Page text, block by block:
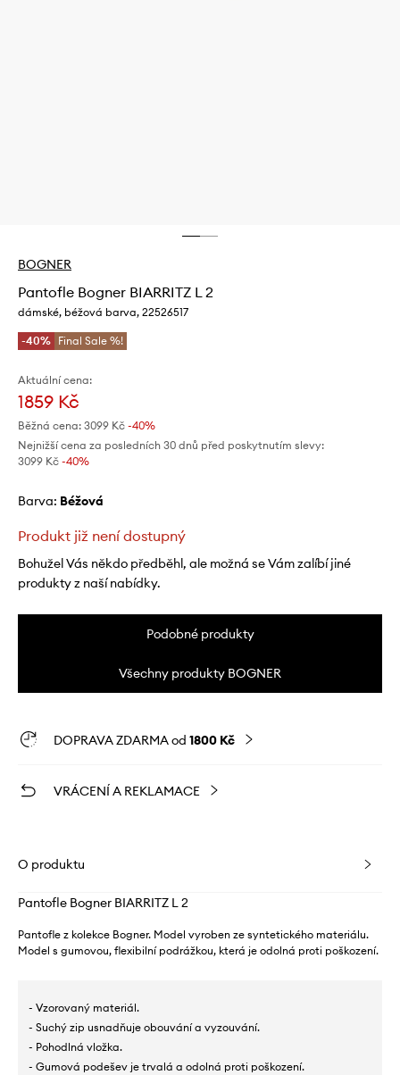
BOGNER
Pantofle Bogner BIARRITZ L 2
dámské, béžová barva, 22526517
-40% Final Sale %!
Aktuální cena:
1859 Kč
Běžná cena: 3099 Kč -40%
Nejnižší cena za posledních 30 dnů před poskytnutím slevy:
3099 Kč -40%
Barva: béžová
Produkt již není dostupný
Bohužel Vás někdo předběhl, ale možná se Vám zalíbí jiné
produkty z naší nabídky.
Podobné produkty
Všechny produkty BOGNER
DOPRAVA ZDARMA od 1800 Kč
VRÁCENÍ A REKLAMACE
O produktu
Pantofle Bogner BIARRITZ L 2
Pantofle z kolekce Bogner. Model vyroben ze syntetického materiálu.
Model s gumovou, flexibilní podrážkou, která je odolná proti poškození.
- Vzorovaný materiál.
- Suchý zip usnadňuje obouvání a vyzouvání.
- Pohodlná vložka.
- Gumová podešev je trvalá a odolná proti poškození.